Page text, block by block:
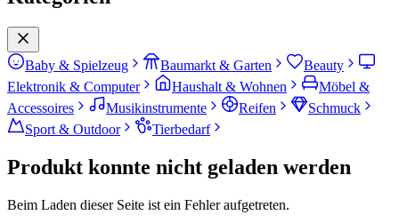
Baby & Spielzeug Baumarkt & Garten
Beauty
Elektronik & Computer
Haushalt & Wohnen
Möbel &
Accessoires
Musikinstrumente Reifen
Schmuck
Sport & Outdoor
Tierbedarf
Produkt konnte nicht geladen werden
Beim Laden dieser Seite ist ein Fehler aufgetreten.